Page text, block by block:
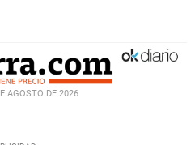
AGOSTO DE 2026